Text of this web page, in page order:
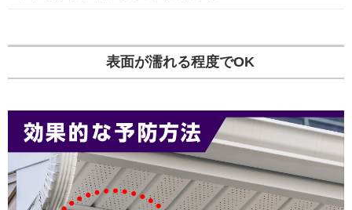
表面が濡れる程度でOK